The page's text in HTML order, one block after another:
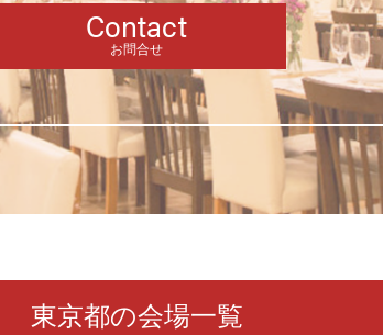
Contact
お問合せ
東京都の会場一覧